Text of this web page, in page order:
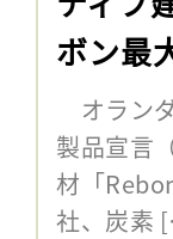
ボン最
オラン
製品宣言
材「
社、炭素